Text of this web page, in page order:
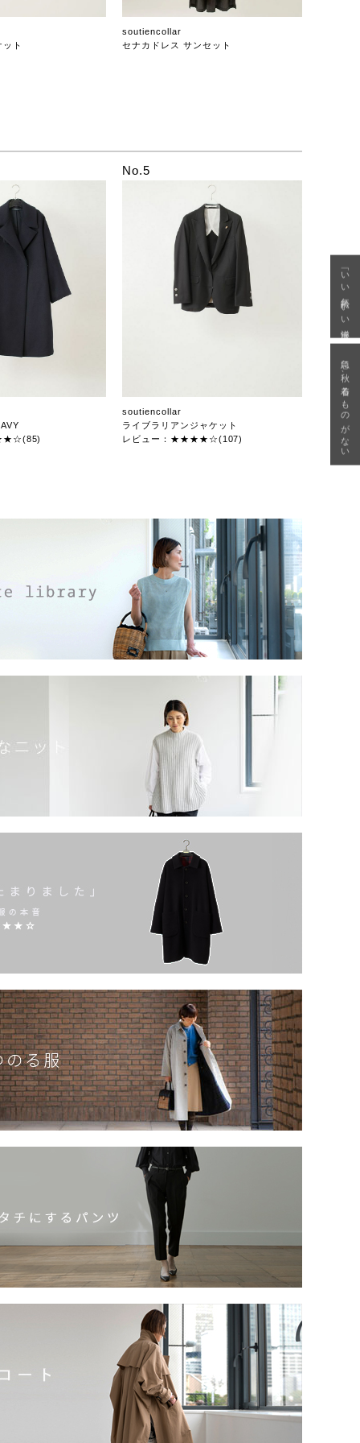
ト
soutiencollar
セナカドレス サンセット
No.5
soutiencollar
ライブラリアンジャケット
レビュー：★★★★☆(107)
「いい年齢 いい洋服」
急に秋、着るものがない